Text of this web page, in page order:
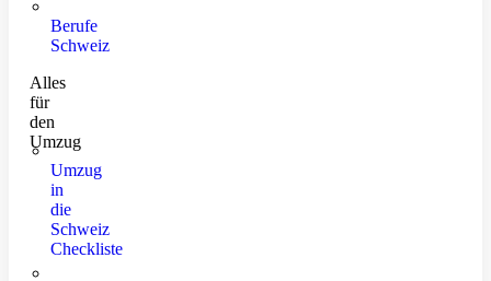
Berufe
Schweiz
Alles
für
den
Umzug
Umzug
in
die
Schweiz
Checkliste